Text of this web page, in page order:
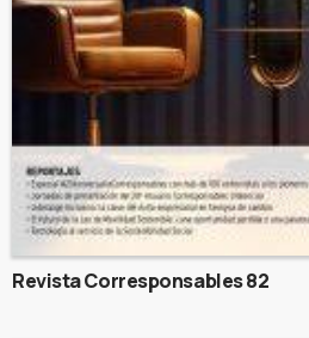
Revista Corresponsables 82